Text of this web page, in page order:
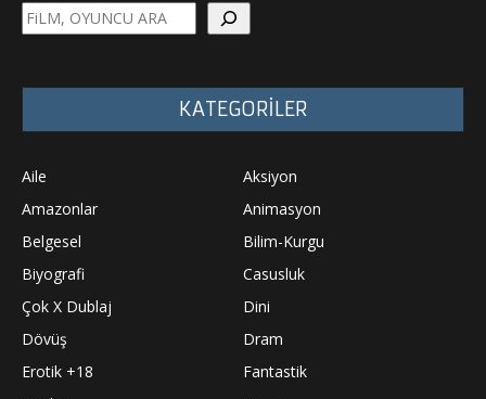
Ara
KATEGORİLER
Aile
Aksiyon
Amazonlar
Animasyon
Belgesel
Bilim-Kurgu
Biyografi
Casusluk
Çok X Dublaj
Dini
Dövüş
Dram
Erotik +18
Fantastik